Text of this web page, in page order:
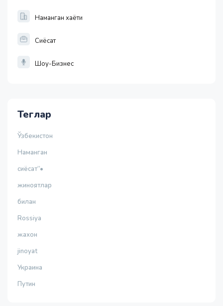
Наманган хаёти
Сиёсат
Шоу-Бизнес
Теглар
Ўзбекистон
Наманган
сиёсат”•
жиноятлар
билан
Rossiya
жахон
jinoyat
Украина
Путин